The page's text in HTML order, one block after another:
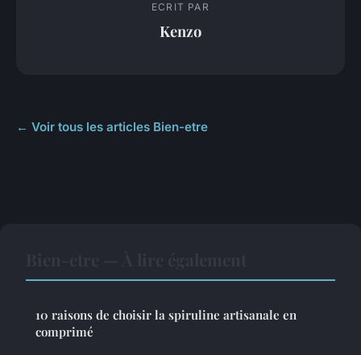
ECRIT PAR
Kenzo
← Voir tous les articles Bien-etre
10 raisons de choisir la spiruline artisanale en
comprimé